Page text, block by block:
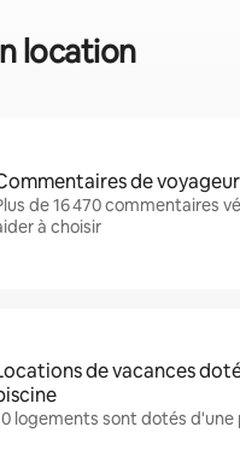
location
de
de 16 470 commentaires
à choisir
de vacances
logements sont dotés d'une